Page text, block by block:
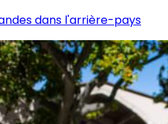
dans l'arrière-pays